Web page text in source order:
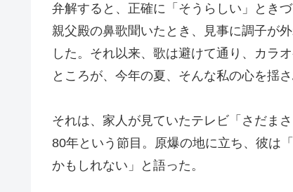
弁解すると、正確に「そうらしい」とき
親父殿の鼻歌聞いたとき、見事に調子が
した。それ以来、歌は避けて通り、カラ
ところが、今年の夏、そんな私の心を揺
それは、家人が見ていたテレビ「さだま
80年という節目。原爆の地に立ち、彼は
かもしれない」と語った。